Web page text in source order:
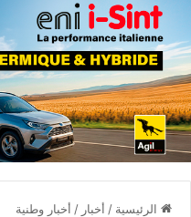
الرئيسية / أخبار / أخبار وطنية